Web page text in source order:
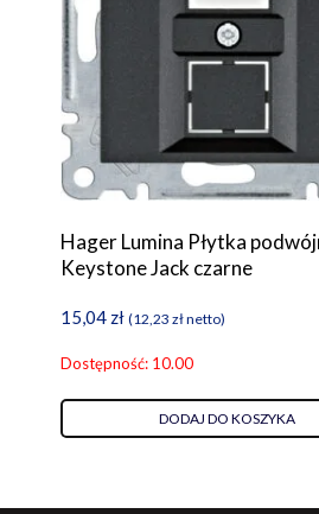
Hager Lumina Płytka
Keystone Jack czarne
15,04 zł (12,23 złnetto)
Dostępność: 10.00
DODAJ DO KOSZYKA